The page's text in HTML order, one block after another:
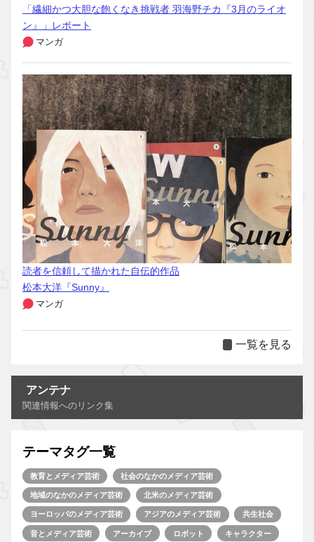
「繊細かつ大胆な飽くなき挑戦者 羽海野チカ『3月のライオ
ン』」レポート
マンガ
読者を信頼して描かれた自伝的作品
松本大洋『Sunny』
マンガ
一覧を見る
アンテナ
関連情報へのリンク集
テーマタグ一覧
教育とメディア芸術 社会のなかのメディア芸術
地域のなかのメディア芸術 北米のメディア芸術
ヨーロッパのメディア芸術 アジアのメディア芸術 共生社会
音とメディア芸術 アーカイブ ロボット キャラクター